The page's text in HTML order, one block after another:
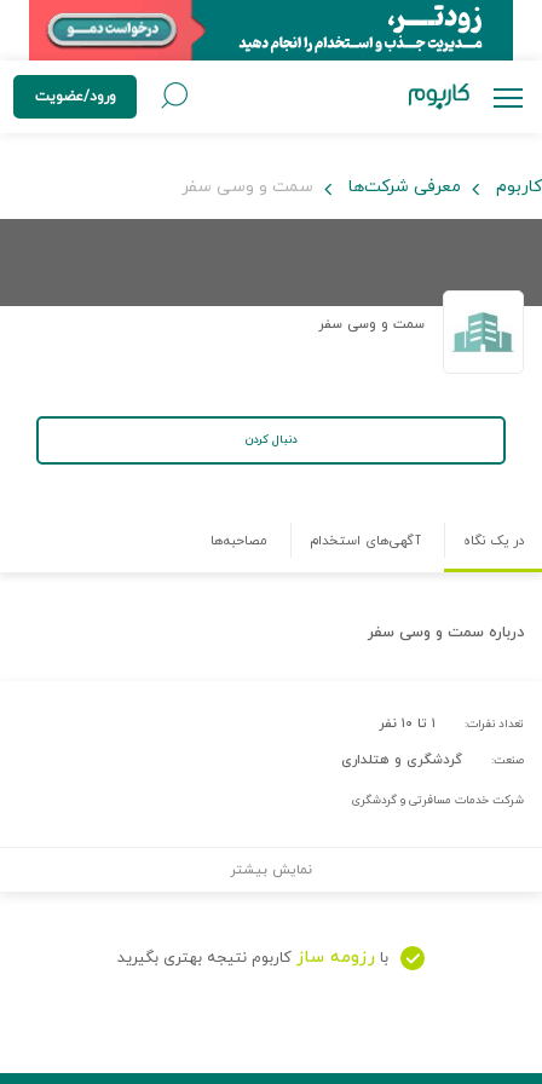
ورود/عضویت
کاربوم معرفی شرکت‌ها سمت و وسی سفر
سمت و وسی سفر
دنبال کردن
در یک نگاه آگهی‌های استخدام مصاحبه‌ها
درباره سمت و وسی سفر
تعداد نفرات: ۱ تا ۱۰ نفر
صنعت: گردشگری و هتلداری
شرکت خدمات مسافرتی و گردشگری
نمایش بیشتر
با رزومه ساز کاربوم نتیجه بهتری بگیرید